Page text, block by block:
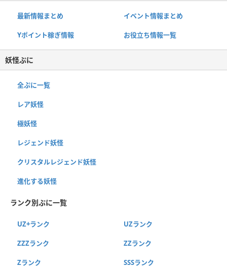
最新情報まとめ イベント情報まとめ
Yポイント稼ぎ情報 お役立ち情報一覧
妖怪ぷに
全ぷに一覧
レア妖怪
極妖怪
レジェンド妖怪
クリスタルレジェンド妖怪
進化する妖怪
ランク別ぷに一覧
UZ+ランク UZランク
ZZZランク ZZランク
Zランク SSSランク